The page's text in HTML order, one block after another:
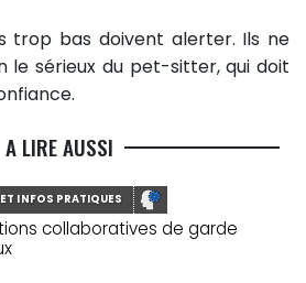
trop bas doivent alerter. Ils ne
le sérieux du pet-sitter, qui doit
A LIRE AUSSI
INFOS PRATIQUES
collaboratives de garde